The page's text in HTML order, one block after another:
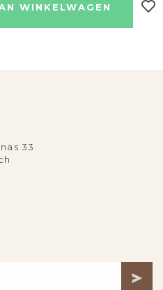
WINKELWAGEN
33